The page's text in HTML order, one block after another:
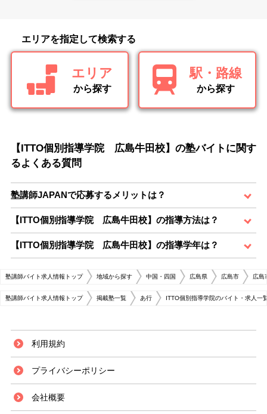
エリアを指定して検索する
エリア
から探す
駅・路線
から探す
【ITTO個別指導学院 広島牛田校】の塾バイトに関す
るよくある質問
塾講師JAPANで応募するメリットは？
【ITTO個別指導学院 広島牛田校】の指導方法は？
【ITTO個別指導学院 広島牛田校】の指導学年は？
塾講師バイト求人情報トップ 地域から探す 中国・四国 広島県 広島市 広島
塾講師バイト求人情報トップ 掲載塾一覧 あ行 ITTO個別指導学院のバイト・求人一
利用規約
プライバシーポリシー
会社概要